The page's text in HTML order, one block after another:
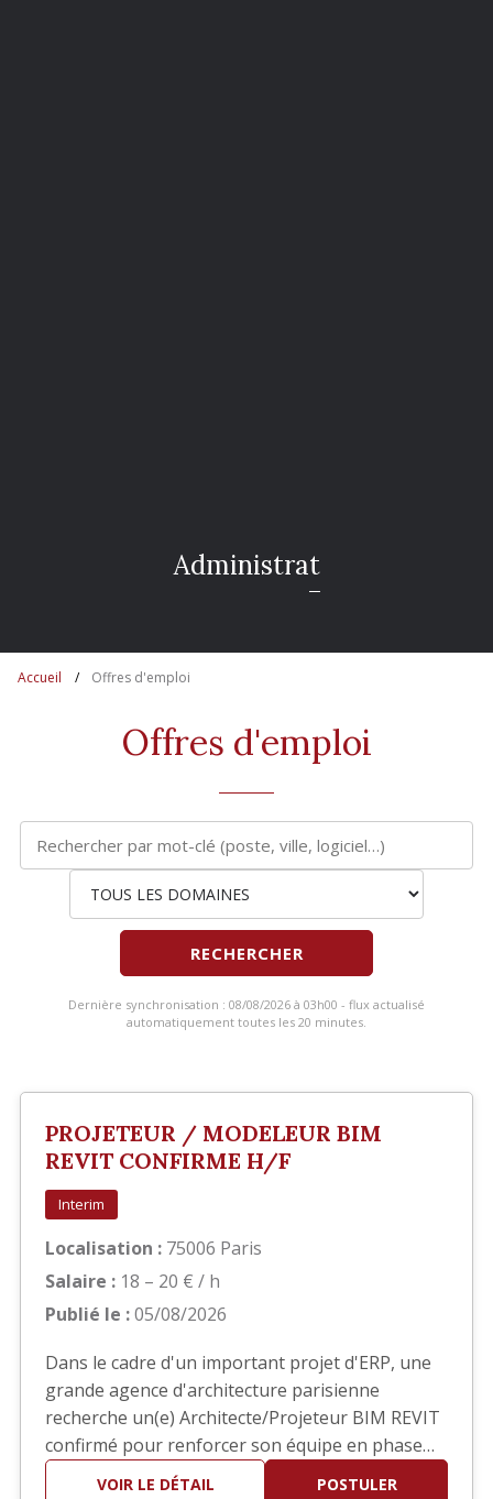
Administratif
Accueil Offres d'emploi
Offres d'emploi
RECHERCHER
Dernière synchronisation : 08/08/2026 à 03h00 - flux actualisé
automatiquement toutes les 20 minutes.
PROJETEUR / MODELEUR BIM
REVIT CONFIRME H/F
Interim
Localisation : 75006 Paris
Salaire : 18 – 20 € / h
Publié le :05/08/2026
Dans le cadre d'un important projet d'ERP, une
grande agence d'architecture parisienne
recherche un(e) Architecte/Projeteur BIM REVIT
confirmé pour renforcer son équipe en phase
EXE. Vos missions Vous interviendrez
VOIR LE DÉTAIL POSTULER